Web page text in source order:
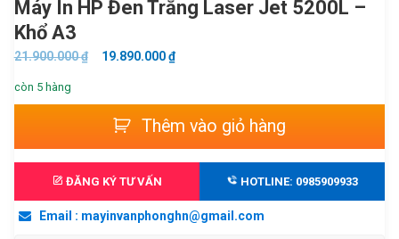
Máy In HP Đen Trắng Laser Jet 5200L –
Khổ A3
21.900.000₫
GIÁ
21.900.000 ₫.
19.890.000₫GIÁ
LÀ:
còn 5 hàng
trắng
Laser
Thêm vào giỏ hàng
ĐĂNG KÝ TƯ VẤN HOTLINE: 0985909933
Email : mayinvanphonghn@gmail.com